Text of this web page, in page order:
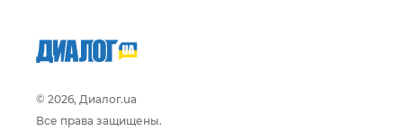
© 2026, Диалог.ua
Все права защищены.